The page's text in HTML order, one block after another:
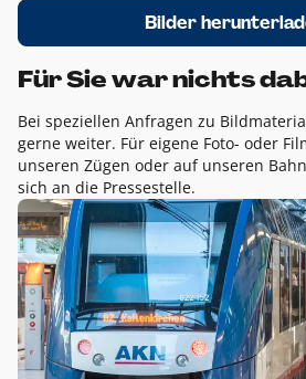
Bilder
Für Sie war nichts
Bei speziellen Anfragen zu
gerne weiter. Für eigene Foto- oder
unseren Zügen oder auf unseren
sich an die Pressestelle.